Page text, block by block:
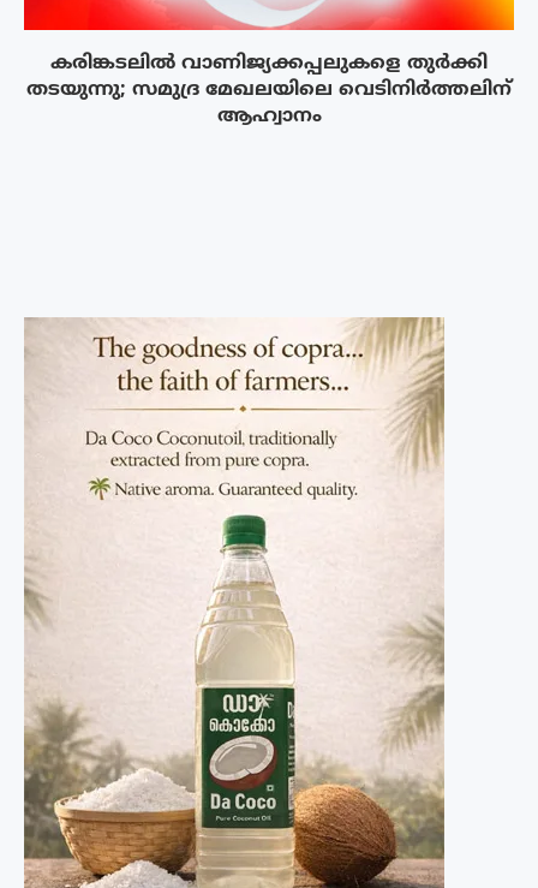
കരിങ്കടലിൽ വാണിജ്യക്കപ്പലുകളെ തുർക്കി
തടയുന്നു; സമുദ്ര മേഖലയിലെ വെടിനിർത്തലിന്
ആഹ്വാനം